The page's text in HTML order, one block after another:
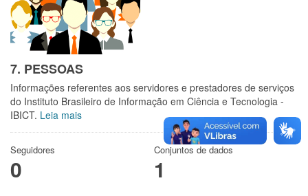
7. PESSOAS
Informações referentes aos servidores e prestadores de serviços
do Instituto Brasileiro de Informação em Ciência e Tecnologia -
IBICT. Leia mais
Seguidores
0
Conjuntos de dados
1